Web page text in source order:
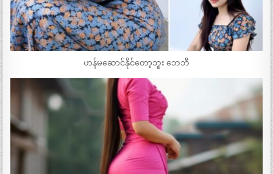
ဟန်မဆောင်နိုင်တော့ဘူး ဘေဘီ